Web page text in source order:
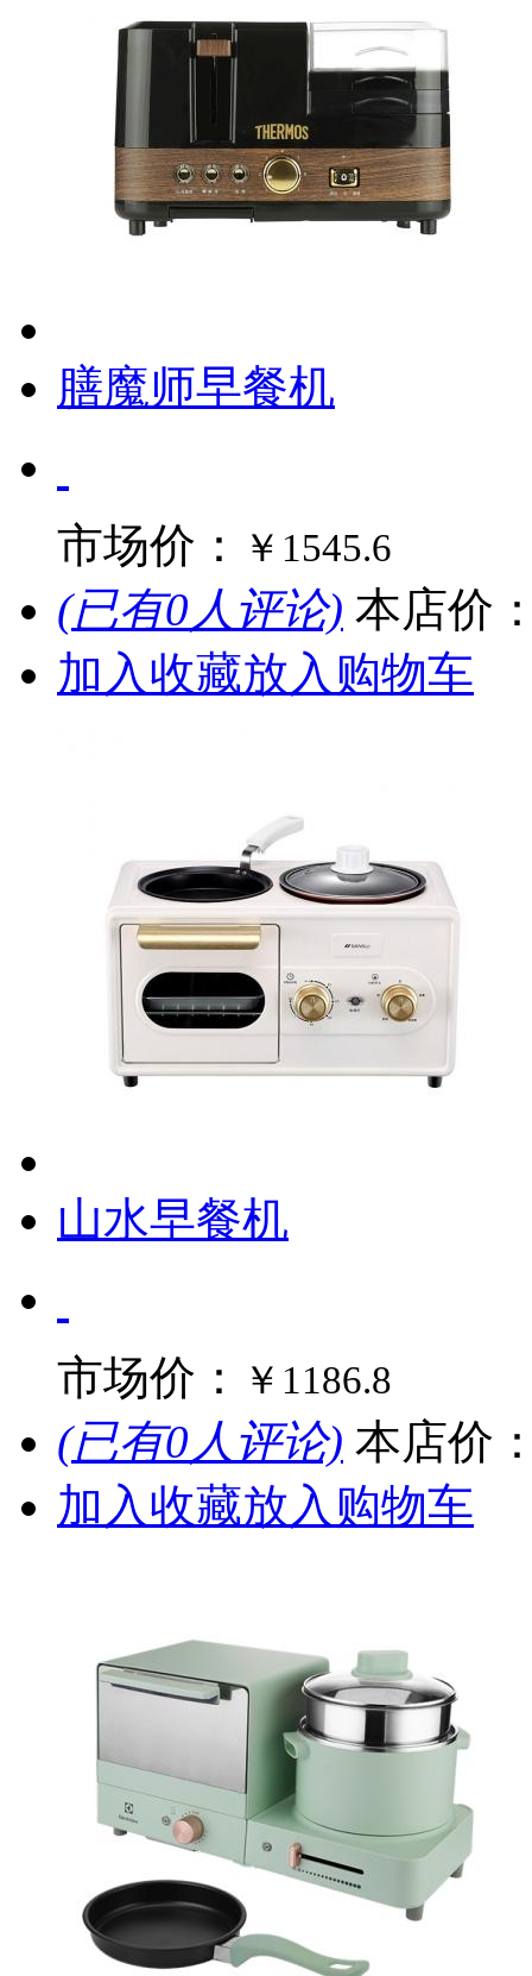
膳魔师早餐机
市场价： ￥1545.6
(已有0人评论) 本店价
加入收藏放入购物车
山水早餐机
市场价： ￥1186.8
(已有0人评论) 本店价
加入收藏放入购物车